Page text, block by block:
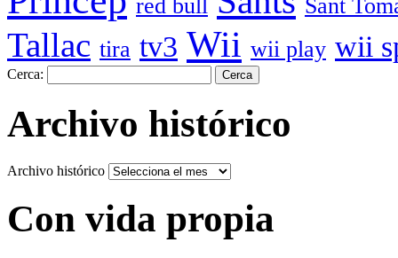
red bull Sant
Tallac tira tv3 Wii wii play wii
Cerca:
Archivo histórico
Archivo histórico
Con vida propia